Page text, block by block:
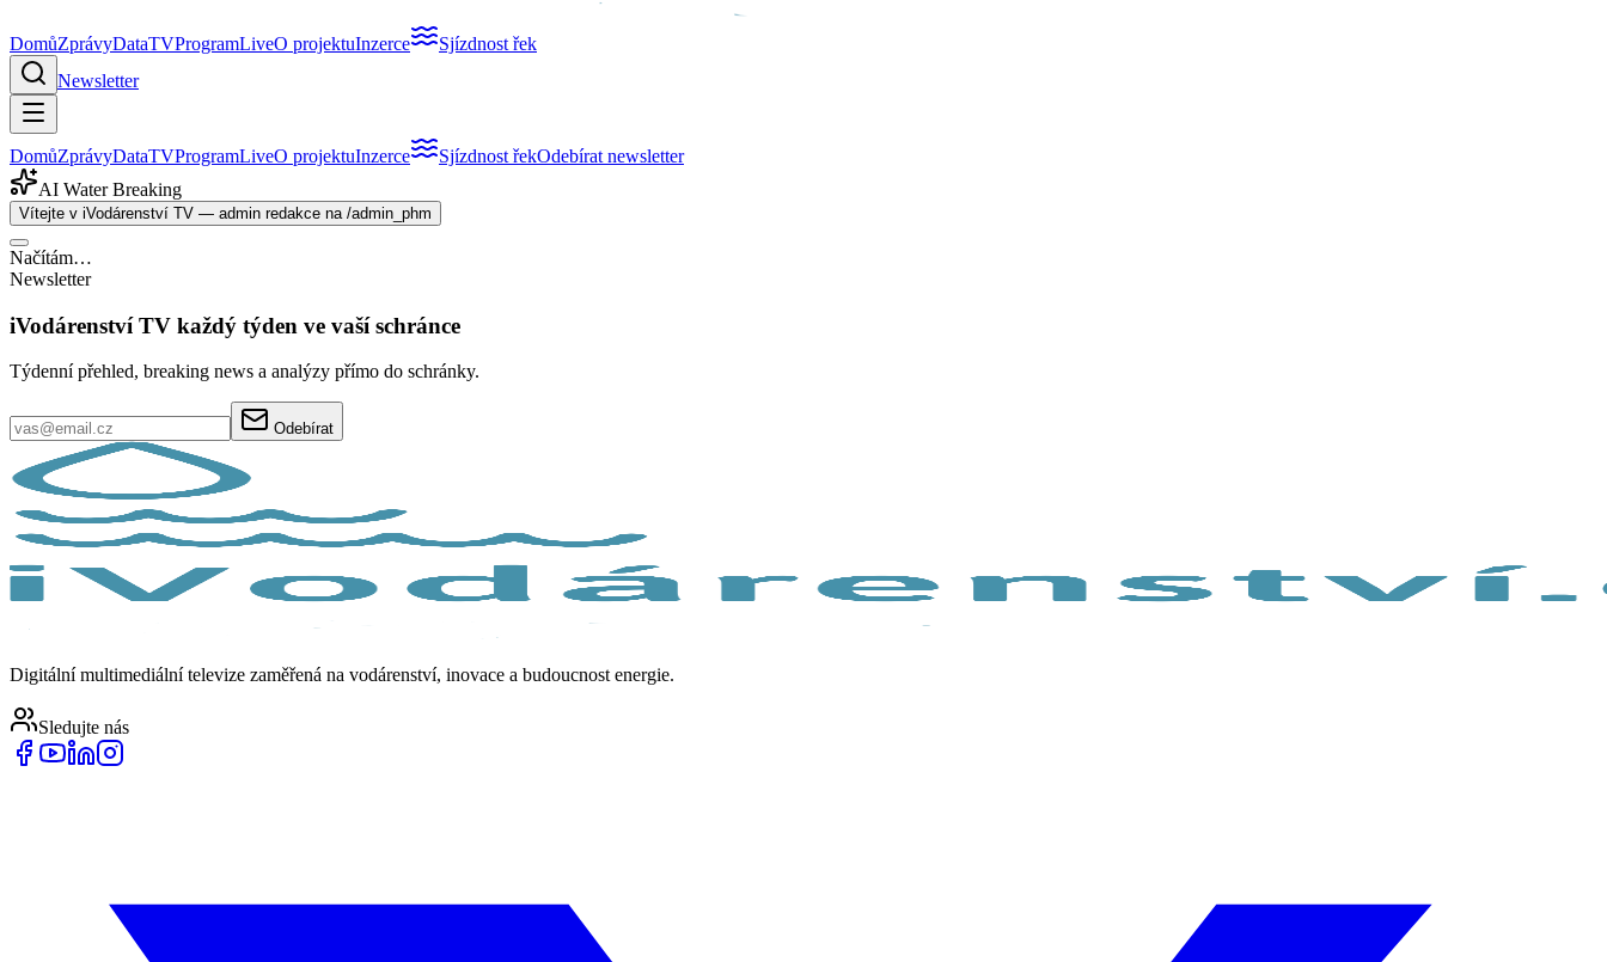
DomůZprávyDataTVProgramLiveO projektuInzerce
Sjízdnost řek
Newsletter
DomůZprávyDataTVProgramLiveO projektuInzerce Sjízdnost řekOdebírat newsletter
AI Water Breaking
Vítejte v iVodárenství TV — admin redakce na /admin_phm
Načítám…
Newsletter
iVodárenství TV každý týden ve vaší schránce
Týdenní přehled, breaking news a analýzy přímo do schránky.
Odebírat
Digitální multimediální televize zaměřená na vodárenství, inovace a budoucnost energie.
Sledujte nás